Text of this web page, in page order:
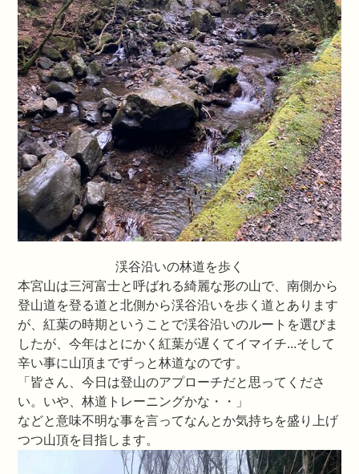
渓谷沿いの林道を歩く
本宮山は三河富士と呼ばれる綺麗な形の山で、南側から
登山道を登る道と北側から渓谷沿いを歩く道とあります
が、紅葉の時期ということで渓谷沿いのルートを選びま
したが、今年はとにかく紅葉が遅くてイマイチ...そして
辛い事に山頂までずっと林道なのです。
「皆さん、今日は登山のアプローチだと思ってくださ
い。いや、林道トレーニングかな・・」
などと意味不明な事を言ってなんとか気持ちを盛り上げ
つつ山頂を目指します。